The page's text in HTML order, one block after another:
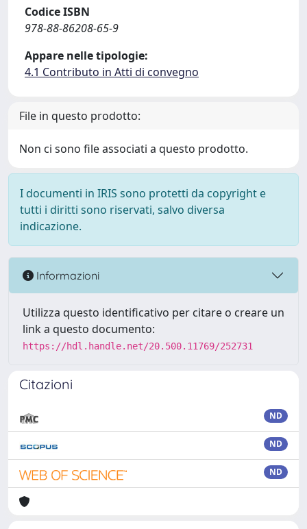
Codice ISBN
978-88-86208-65-9
Appare nelle tipologie:
4.1 Contributo in Atti di convegno
File in questo prodotto:
Non ci sono file associati a questo prodotto.
I documenti in IRIS sono protetti da copyright e
tutti i diritti sono riservati, salvo diversa
indicazione.
Informazioni
Utilizza questo identificativo per citare o creare un
link a questo documento:
https://hdl.handle.net/20.500.11769/252731
Citazioni
ND
ND
ND